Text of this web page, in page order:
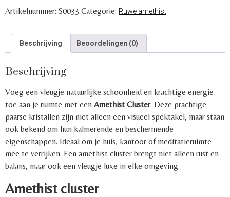
Artikelnummer: S0033 Categorie: Ruwe amethist
Beschrijving Beoordelingen (0)
Beschrijving
Voeg een vleugje natuurlijke schoonheid en krachtige energie
toe aan je ruimte met een Amethist Cluster. Deze prachtige
paarse kristallen zijn niet alleen een visueel spektakel, maar staan
ook bekend om hun kalmerende en beschermende
eigenschappen. Ideaal om je huis, kantoor of meditatieruimte
mee te verrijken. Een amethist cluster brengt niet alleen rust en
balans, maar ook een vleugje luxe in elke omgeving.
Amethist cluster